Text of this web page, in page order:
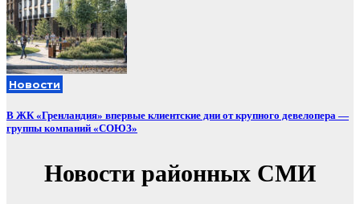
Новости
В ЖК «Гренландия» впервые клиентские дни от крупного девелопера —
группы компаний «СОЮЗ»